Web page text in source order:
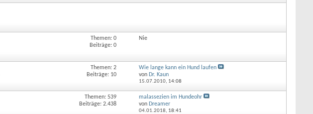
Themen: 0
Beiträge: 0
Nie
Themen: 2
Beiträge: 10
Wie lange kann ein Hund laufen
von Dr. Kaun
15.07.2010, 14:08
Themen: 539
Beiträge: 2.438
malassezien im Hundeohr
von Dreamer
04.01.2018, 18:41